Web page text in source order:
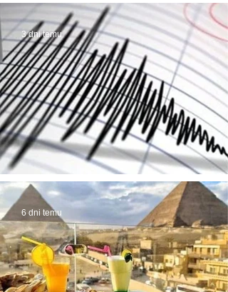
możliwe! Stąd awantury
Trzęsienie ziemi w
3 dni temu
6 dni temu